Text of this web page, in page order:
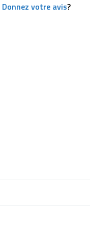
Donnez votre avis?